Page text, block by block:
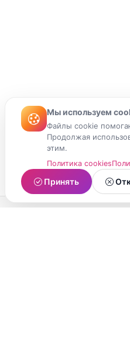
Мы используем
Файлы cookie
Продолжая
этим.
Политика cookies
Принять